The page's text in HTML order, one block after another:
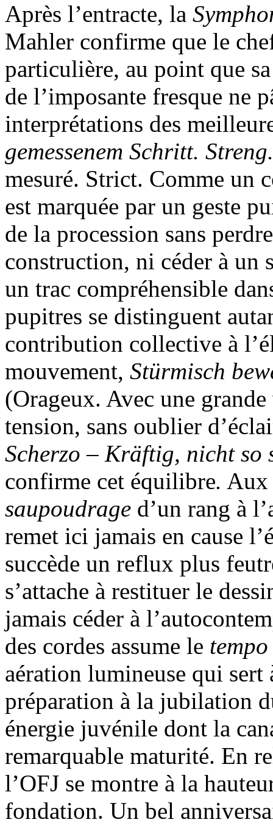
Après l’entracte, la
Mahler confirme que le
particulière, au point que
de l’imposante fresque ne
interprétations des
gemessenem Schritt.
mesuré. Strict. Comme un
est marquée par un geste
de la procession sans
construction, ni céder à un
un trac compréhensible
pupitres se distinguent
contribution collective à
mouvement, Stürmisch
(Orageux. Avec une
tension, sans oublier
Scherzo – Kräftig, nicht so
confirme cet équilibre. Aux
saupoudrage d’un rang à
remet ici jamais en cause
succède un reflux plus
s’attache à restituer le
jamais céder à
des cordes assume le tempo
aération lumineuse qui sert
préparation à la jubilation
énergie juvénile dont la
remarquable maturité. En
l’OFJ se montre à la
fondation. Un bel